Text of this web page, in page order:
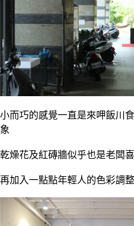
小而巧的感覺一直是來呷飯川
象
乾燥花及紅磚牆似乎也是老闆
再加入一點點年輕人的色彩調